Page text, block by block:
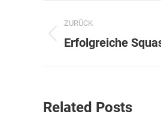
ZURÜCK
Vorheriger
Erfolgreiche
Related Posts